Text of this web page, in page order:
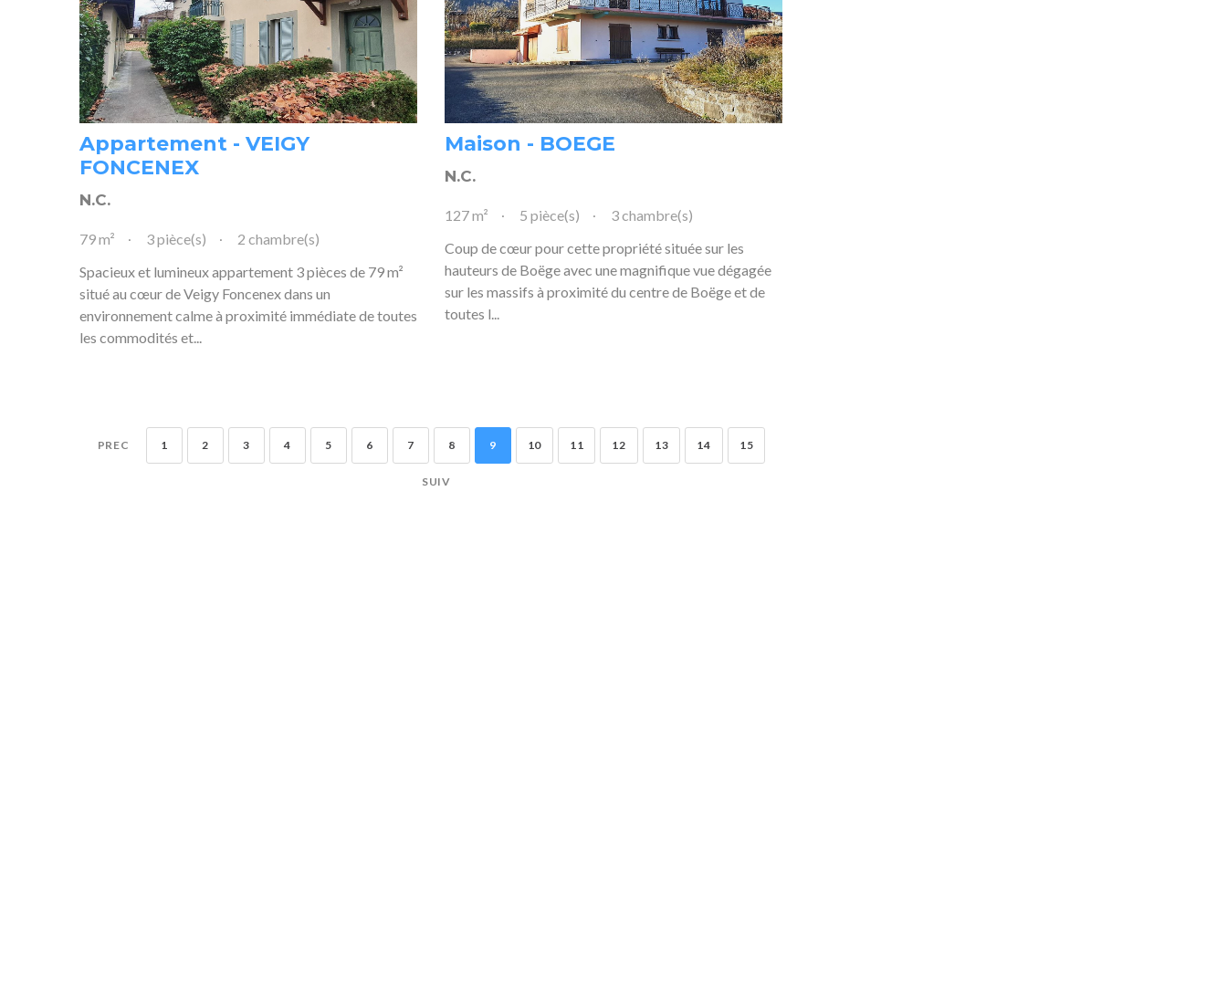
Appartement - VEIGY
FONCENEX
N.C.
79 m² 3 pièce(s)
2 chambre(s)
Spacieux et lumineux appartement 3 pièces de 79 m²
situé au cœur de Veigy Foncenex dans un
environnement calme à proximité immédiate de toutes
les commodités et...
Maison - BOEGE
N.C.
127 m² 5 pièce(s)
3 chambre(s)
Coup de cœur pour cette propriété située sur les
hauteurs de Boëge avec une magnifique vue dégagée
sur les massifs à proximité du centre de Boëge et de
toutes l...
PREC 1 2 3 4 5 6 7 8 9 10 11 12 13 14 15
SUIV